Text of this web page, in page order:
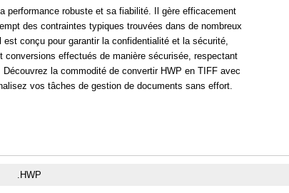
performance robuste et sa fiabilité. Il gère efficacement
des contraintes typiques trouvées dans de nombreux
conçu pour garantir la confidentialité et la sécurité,
conversions effectués de manière sécurisée, respectant
la commodité de convertir HWP en TIFF avec
vos tâches de gestion de documents sans effort.
.HWP